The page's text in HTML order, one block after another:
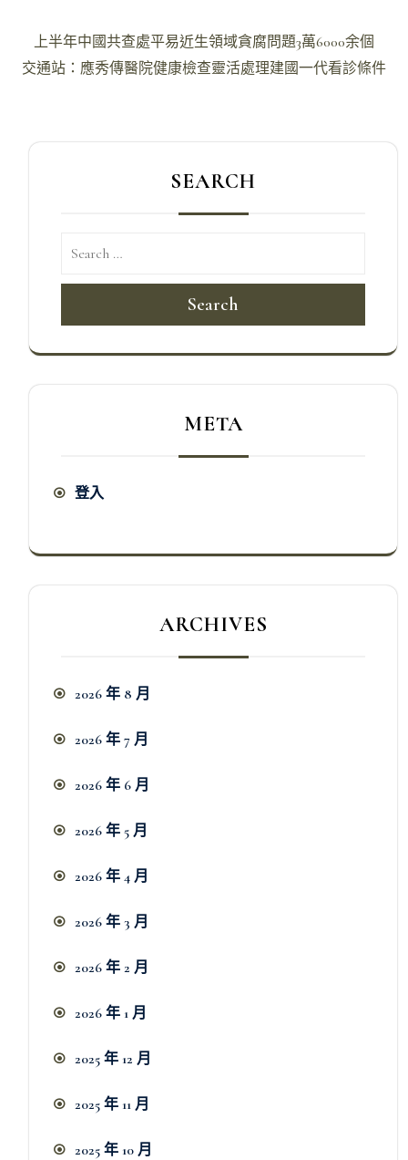
章
上半年中國共查處平易近生領域貪腐問題3萬6000余個
交通站：應秀傳醫院健康檢查靈活處理建國一代看診條件
SEARCH
Search
META
登入
ARCHIVES
2026 年 8 月
2026 年 7 月
2026 年 6 月
2026 年 5 月
2026 年 4 月
2026 年 3 月
2026 年 2 月
2026 年 1 月
2025 年 12 月
2025 年 11 月
2025 年 10 月